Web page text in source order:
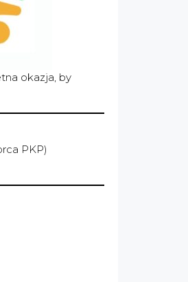
okazja, by
PKP)